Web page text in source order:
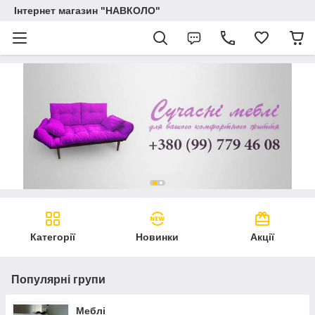
Інтернет магазин "НАВКОЛО"
Категорії Новинки Акції
Популярні групи
Меблі